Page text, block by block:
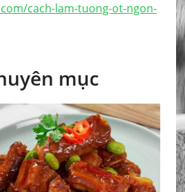
cach-lam-tuong-ot-ngon-
mục